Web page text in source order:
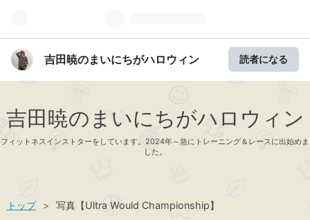
吉田暁のまいにちがハロウィン 読者になる
吉田暁のまいにちがハロウィン
フィットネスインストターをしています。2024年～急にトレーニング＆レースに出始めま
した。
トップ > 写真【Ultra Would Championship】